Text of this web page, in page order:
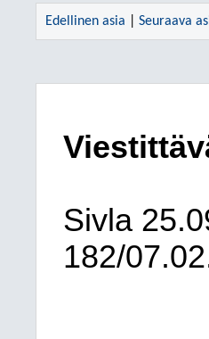
Edellinen asia Seuraava
Sivla
182/